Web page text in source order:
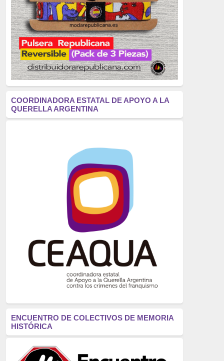
Cultura
(2163)
Guerra
(1674)
genocidio
(1234)
mujer
(1070)
Eventos
(914)
Crímenes del franquismo
(721)
(699)
(607)
neofranquismo
(567)
Justicia Universal
Derechos Humanos
(522)
Nacionalcatolicismo
(514)
Proceso Constituyente
(472)
campos de concentración
(472)
COORDINADORA ESTATAL DE APOYO A LA
QUERELLA ARGENTINA
ENCUENTRO DE COLECTIVOS DE MEMORIA
HISTÓRICA